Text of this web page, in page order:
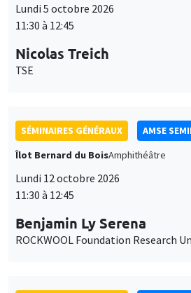
Lundi 5 octobre 2026
11:30 à 12:45
Nicolas Treich
TSE
SÉMINAIRES GÉNÉRAUX
AMSE
Îlot Bernard du BoisAmphithéâtre
Lundi 12 octobre 2026
11:30 à 12:45
Benjamin Ly Serena
ROCKWOOL Foundation Research